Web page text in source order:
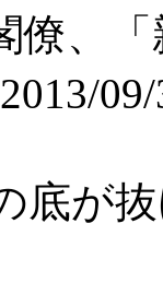
僚、
底が